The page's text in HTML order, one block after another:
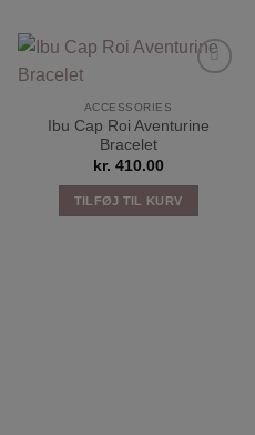
ønskeliste
ACCESSORIES
Ibu Cap Roi Aventurine
Bracelet
kr. 410.00
TILFØJ TIL KURV